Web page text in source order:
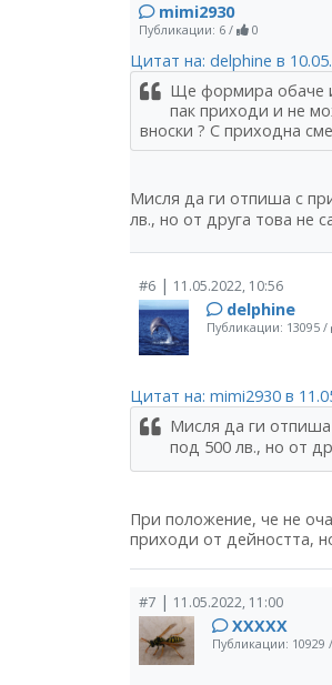
mimi2930
Публикации: 6 / 0
Цитат на: delphine в
Ще формира обаче
пак приходи и не
вноски ? С приходна
Мисля да ги отпиша с
лв., но от друга това не
#6 | 11.05.2022, 10:56
delphine
Публикации: 13095 /
Цитат на: mimi2930 в
Мисля да ги
под 500 лв., но от
При положение, че не
приходи от дейността,
#7 | 11.05.2022, 11:00
ХХХХХ
Публикации: 10929 /